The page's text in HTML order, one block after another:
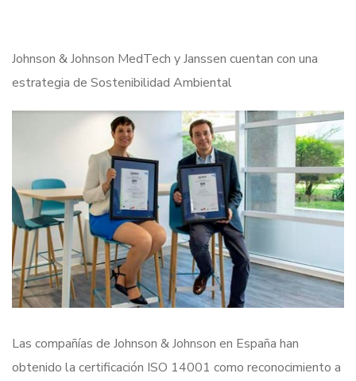
Johnson & Johnson MedTech y Janssen cuentan con una
estrategia de Sostenibilidad Ambiental
Las compañías de Johnson & Johnson en España han
obtenido la certificación ISO 14001 como reconocimiento a